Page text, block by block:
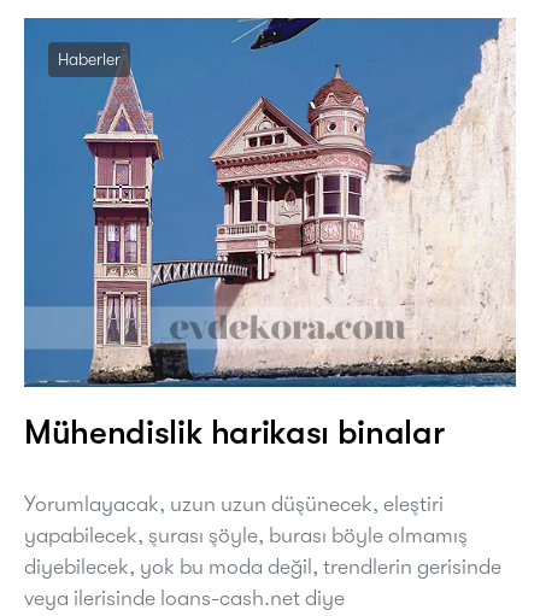
Haberler
Mühendislik harikası binalar
Yorumlayacak, uzun uzun düşünecek, eleştiri
yapabilecek, şurası şöyle, burası böyle olmamış
diyebilecek, yok bu moda değil, trendlerin gerisinde
veya ilerisinde loans-cash.net diye